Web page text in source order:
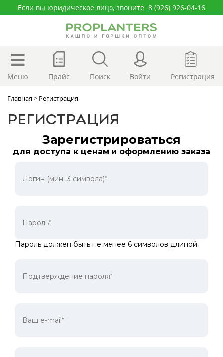
Если вы юридическое лицо, звоните 8 (926) 926-04-16
Меню Прайс Поиск Войти Регистрация
Главная> Регистрация
РЕГИСТРАЦИЯ
Зарегистрироваться
для доступа к ценам и оформлению заказа
Пароль должен быть не менее 6 символов длиной.